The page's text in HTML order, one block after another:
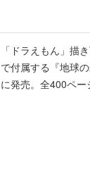
「ドラえもん」描
で付属する『地球
に発売。全400ペー